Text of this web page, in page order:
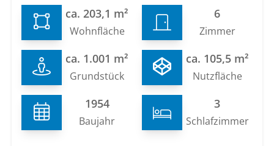
ca. 203,1 m²
Wohnfläche
6
Zimmer
ca. 1.001 m²
Grundstück
ca. 105,5 m²
Nutzfläche
1954
Baujahr
3
Schlafzimmer